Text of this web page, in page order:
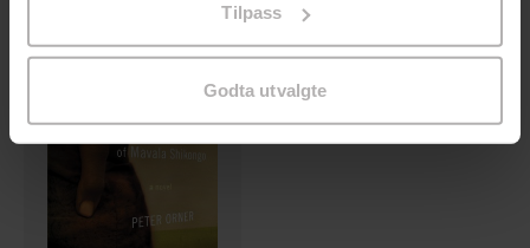
Tilpass
Godta utvalgte